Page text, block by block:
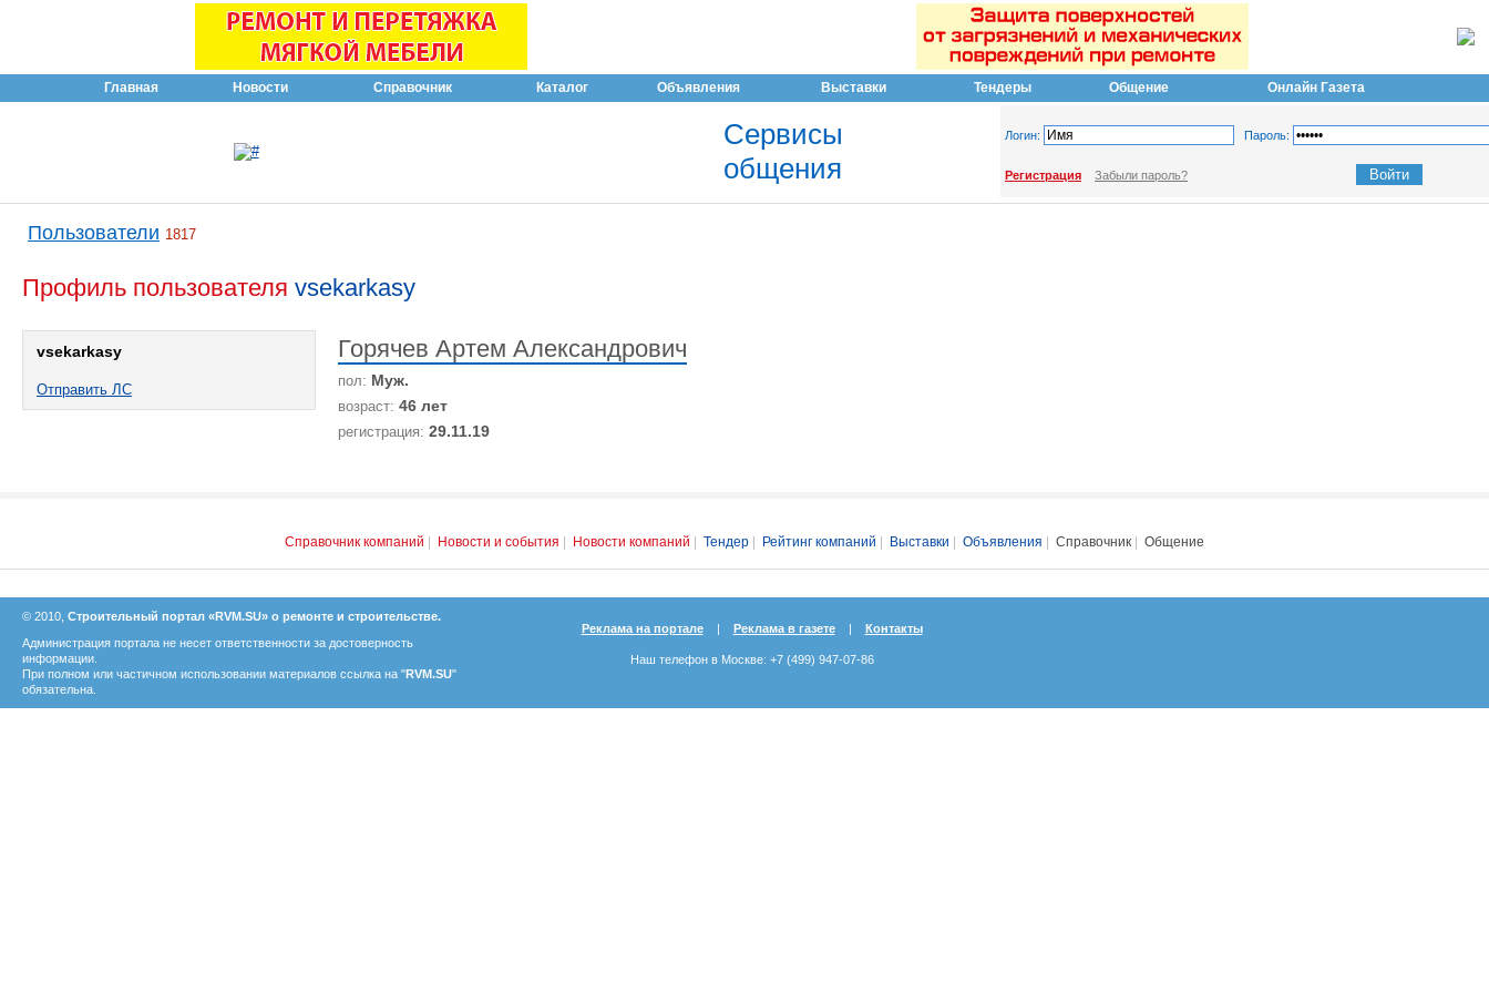
Главная Новости Справочник Каталог Объявления Выставки Тендеры Общение Онлайн Газета
Сервисы
общения
Логин: Пароль:
Регистрация Забыли пароль?
Пользователи 1817
Профиль пользователя vsekarkasy
vsekarkasy
Отправить ЛС
Горячев Артем Александрович
пол: Муж.
возраст: 46 лет
регистрация: 29.11.19
Справочник компаний Новости и события Новости компаний Тендер Рейтинг компаний Выставки Объявления Справочник Общение
© 2010, Строительный портал «RVM.SU» о ремонте и строительстве.
Администрация портала не несет ответственности за достоверность
информации.
При полном или частичном использовании материалов ссылка на "RVM.SU"
обязательна.
Реклама на портале| Реклама в газете| Контакты
Наш телефон в Москве: +7 (499) 947-07-86